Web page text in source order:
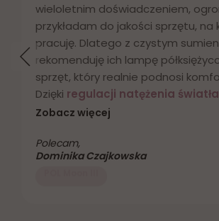
wieloletnim doświadczeniem,
przykładam do jakości sprzętu, na
pracuję. Dlatego z czystym
rekomenduję ich lampę
sprzęt, który realnie podnosi
Dzięki regulacji natężenia światła
możliwości ustawienia kąta
stylizacji i każdych warunków.
kształt półksiężyca równomiernie
Zobacz więcej
Polecam,
Dominika Czajkowska